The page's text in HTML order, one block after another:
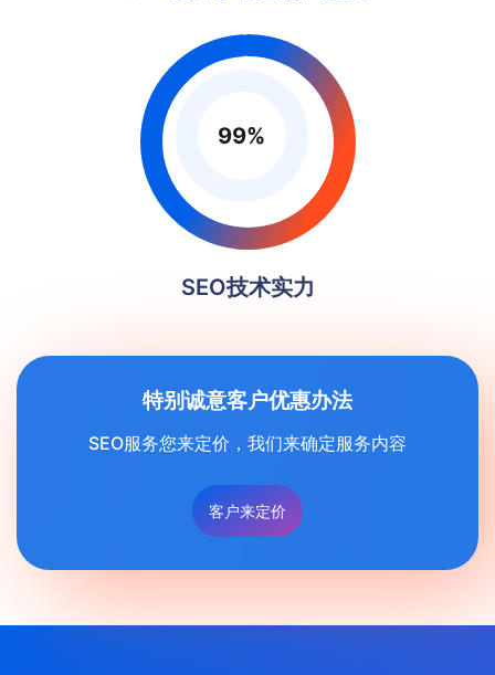
99%
SEO技术实力
特别诚意客户优惠办法
SEO服务您来定价，我们来确定服务内容
客户来定价